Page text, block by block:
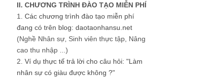
II. CHƯƠNG TRÌNH ĐÀO TẠO MIỄN PHÍ
1. Các chương trình đào tạo miễn phí
đang có trên blog: daotaonhansu.net
(Nghề Nhân sự, Sinh viên thực tập, Nâng
cao thu nhập ...)
2. Ví dụ thực tế trả lời cho câu hỏi: "Làm
nhân sự có giàu được không ?"